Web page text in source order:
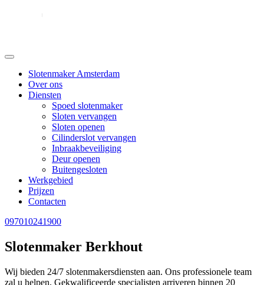
Slotenmaker Amsterdam
Over ons
Diensten
Spoed slotenmaker
Sloten vervangen
Sloten openen
Cilinderslot vervangen
Inbraakbeveiliging
Deur openen
Buitengesloten
Werkgebied
Prijzen
Contacten
097010241900
Slotenmaker Berkhout
Wij bieden 24/7 slotenmakersdiensten aan. Ons professionele team
zal u helpen. Gekwalificeerde specialisten arriveren binnen 20